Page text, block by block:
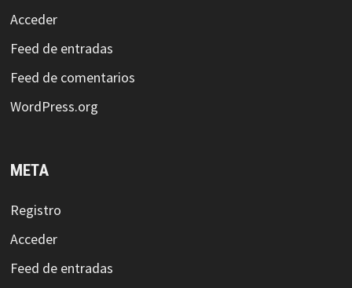
Acceder
Feed de entradas
Feed de comentarios
WordPress.org
META
Registro
Acceder
Feed de entradas